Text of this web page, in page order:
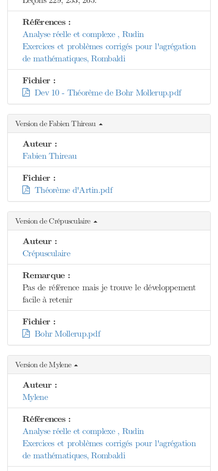
Références :
Analyse réelle et complexe , Rudin
Exercices et problèmes corrigés pour l'agrégation
de mathématiques, Rombaldi
Fichier :
Dev 10 - Théorème de Bohr Mollerup.pdf
Version de Fabien Thireau
Auteur :
Fabien Thireau
Fichier :
Théorème d'Artin.pdf
Version de Crépusculaire
Auteur :
Crépusculaire
Remarque :
Pas de référence mais je trouve le développement
facile à retenir
Fichier :
Bohr Mollerup.pdf
Version de Mylene
Auteur :
Mylene
Références :
Analyse réelle et complexe , Rudin
Exercices et problèmes corrigés pour l'agrégation
de mathématiques, Rombaldi